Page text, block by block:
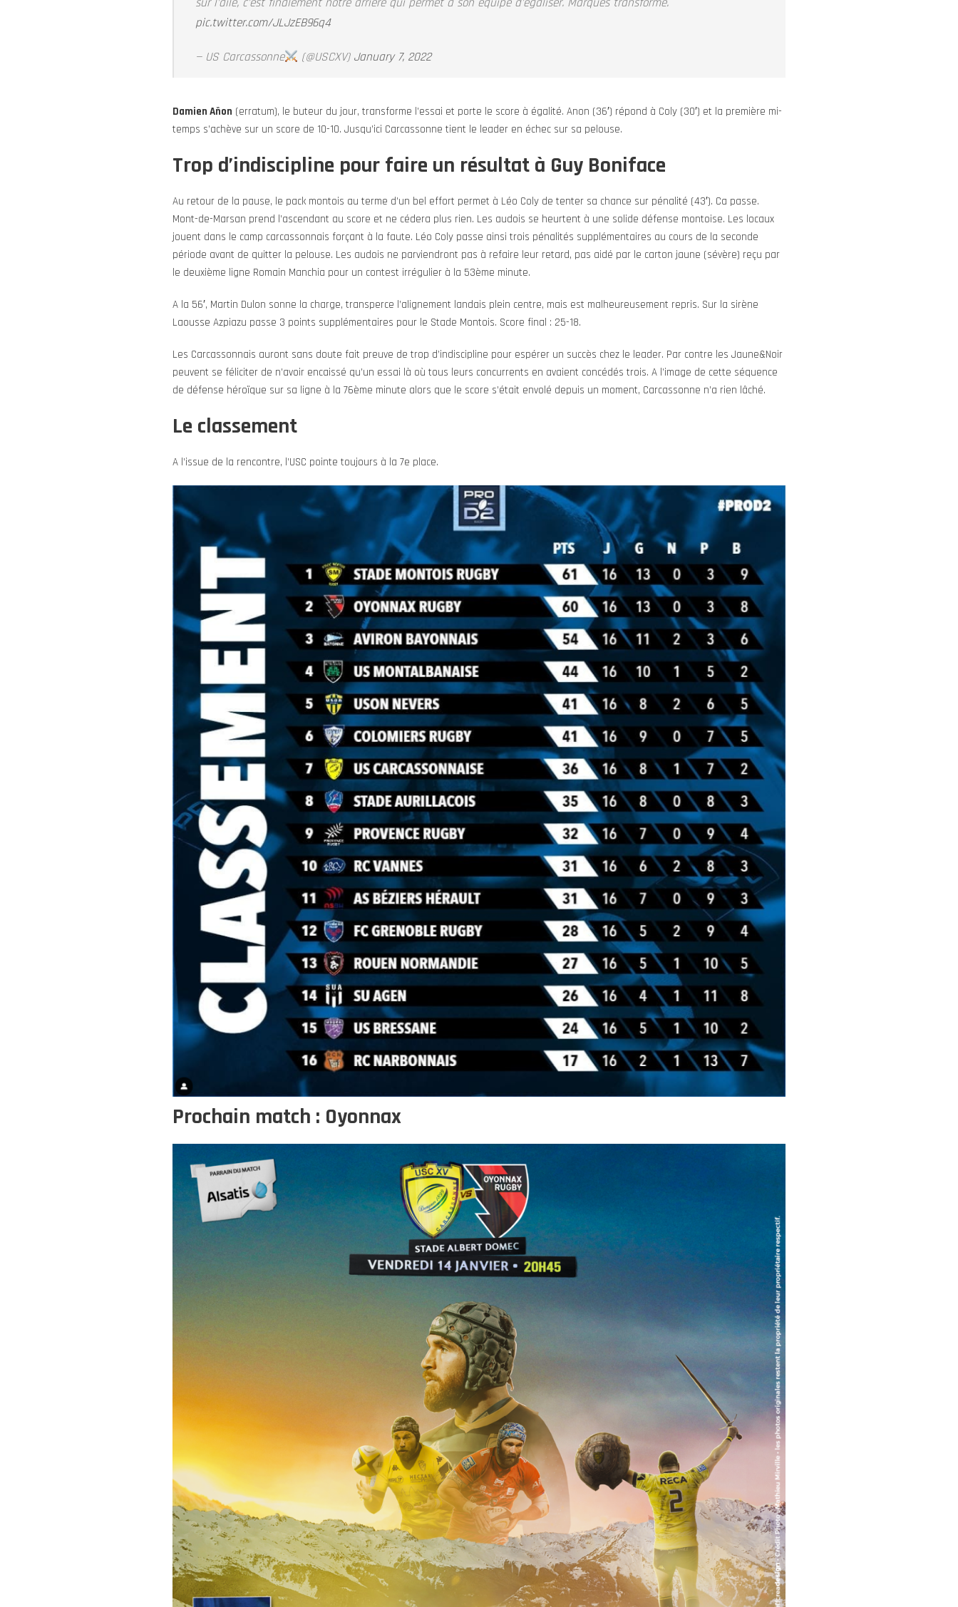
pic.twitter.com/JLJzEB96q4
— US Carcassonne (@USCXV) January 7, 2022
Damien Añon (erratum), le buteur du jour, transforme l’essai et porte le score à égalité. Anon (36′) répond à Coly (30′) et la première mi-
temps s’achève sur un score de 10-10. Jusqu’ici Carcassonne tient le leader en échec sur sa pelouse.
Trop d’indiscipline pour faire un résultat à Guy Boniface
Au retour de la pause, le pack montois au terme d’un bel effort permet à Léo Coly de tenter sa chance sur pénalité (43′). Ca passe.
Mont-de-Marsan prend l’ascendant au score et ne cédera plus rien. Les audois se heurtent à une solide défense montoise. Les locaux
jouent dans le camp carcassonnais forçant à la faute. Léo Coly passe ainsi trois pénalités supplémentaires au cours de la seconde
période avant de quitter la pelouse. Les audois ne parviendront pas à refaire leur retard, pas aidé par le carton jaune (sévère) reçu par
le deuxième ligne Romain Manchia pour un contest irrégulier à la 53ème minute.
A la 56′, Martin Dulon sonne la charge, transperce l’alignement landais plein centre, mais est malheureusement repris. Sur la sirène
Laousse Azpiazu passe 3 points supplémentaires pour le Stade Montois. Score final : 25-18.
Les Carcassonnais auront sans doute fait preuve de trop d’indiscipline pour espérer un succès chez le leader. Par contre les Jaune&Noir
peuvent se féliciter de n’avoir encaissé qu’un essai là où tous leurs concurrents en avaient concédés trois. A l’image de cette séquence
de défense héroïque sur sa ligne à la 76ème minute alors que le score s’était envolé depuis un moment, Carcassonne n’a rien lâché.
Le classement
A l’issue de la rencontre, l’USC pointe toujours à la 7e place.
Prochain match : Oyonnax